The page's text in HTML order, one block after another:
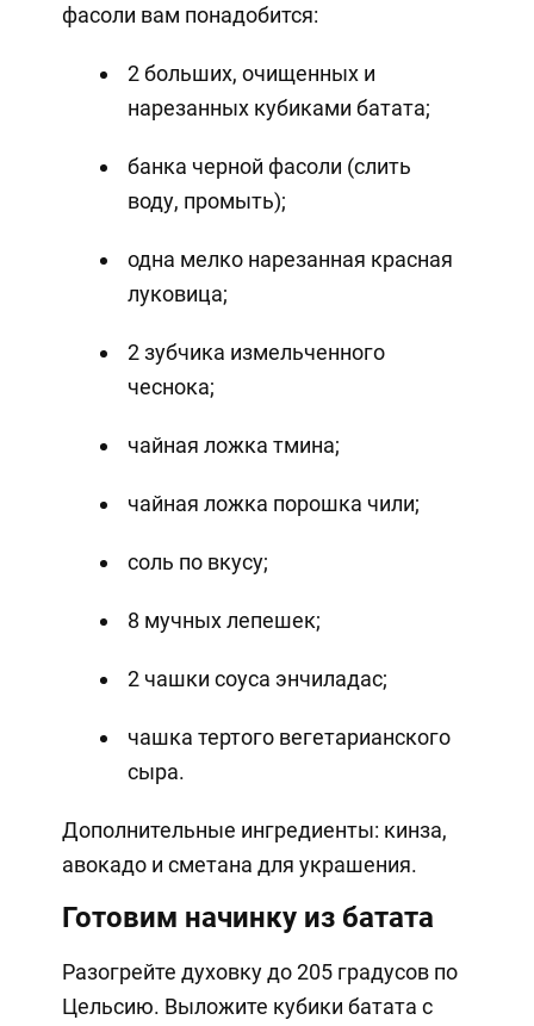
фасоли вам понадобится:
2 больших, очищенных и
нарезанных кубиками батата;
банка черной фасоли (слить
воду, промыть);
одна мелко нарезанная красная
луковица;
2 зубчика измельченного
чеснока;
чайная ложка тмина;
чайная ложка порошка чили;
соль по вкусу;
8 мучных лепешек;
2 чашки соуса энчиладас;
чашка тертого вегетарианского
сыра.
Дополнительные ингредиенты: кинза,
авокадо и сметана для украшения.
Готовим начинку из батата
Разогрейте духовку до 205 градусов по
Цельсию. Выложите кубики батата с